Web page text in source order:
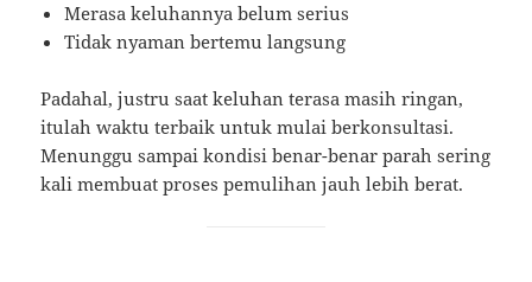
Merasa keluhannya belum serius
Tidak nyaman bertemu langsung
Padahal, justru saat keluhan terasa masih ringan,
itulah waktu terbaik untuk mulai berkonsultasi.
Menunggu sampai kondisi benar-benar parah sering
kali membuat proses pemulihan jauh lebih berat.